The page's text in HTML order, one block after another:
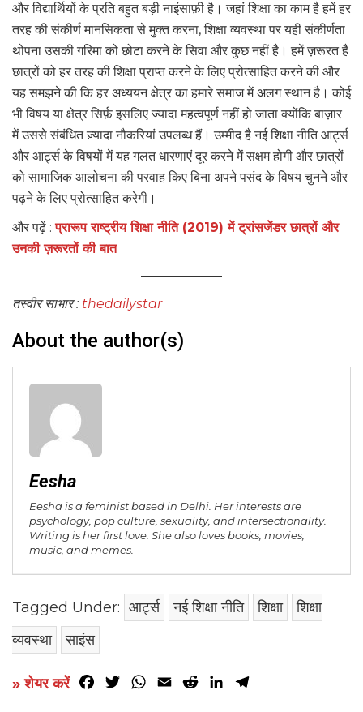
और विद्यार्थियों के प्रति बहुत बड़ी नाइंसाफ़ी है। जहां शिक्षा का काम है हमें हर
तरह की संकीर्ण मानसिकता से मुक्त करना, शिक्षा व्यवस्था पर यही संकीर्णता
थोपना उसकी गरिमा को छोटा करने के सिवा और कुछ नहीं है। हमें ज़रूरत है
छात्रों को हर तरह की शिक्षा प्राप्त करने के लिए प्रोत्साहित करने की और
यह समझने की कि हर अध्ययन क्षेत्र का हमारे समाज में अलग स्थान है। कोई
भी विषय या क्षेत्र सिर्फ़ इसलिए ज्यादा महत्वपूर्ण नहीं हो जाता क्योंकि बाज़ार
में उससे संबंधित ज़्यादा नौकरियां उपलब्ध हैं। उम्मीद है नई शिक्षा नीति आर्ट्स
और आर्ट्स के विषयों में यह गलत धारणाएं दूर करने में सक्षम होगी और छात्रों
को सामाजिक आलोचना की परवाह किए बिना अपने पसंद के विषय चुनने और
पढ़ने के लिए प्रोत्साहित करेगी।
और पढ़ें :प्रारूप राष्ट्रीय शिक्षा नीति (2019) में ट्रांसजेंडर छात्रों और
उनकी ज़रूरतों की बात
तस्वीर साभार : thedailystar
About the author(s)
Eesha
Eesha is a feminist based in Delhi. Her interests are
psychology, pop culture, sexuality, and intersectionality.
Writing is her first love. She also loves books, movies,
music, and memes.
Tagged Under: आर्ट्स नई शिक्षा नीति शिक्षा
शिक्षा
व्यवस्था
साइंस
» शेयर करें Facebook
TwitterWhatsApp
Email RedditLinkedIn